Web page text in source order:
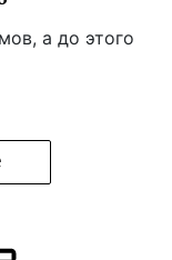
а до этого